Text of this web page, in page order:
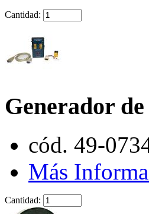
Cantidad:
Generador
cód. 49-
Más
Cantidad: